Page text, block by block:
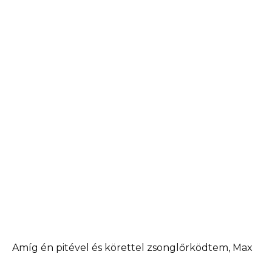
Amíg én pitével és körettel zsonglőrködtem, Max